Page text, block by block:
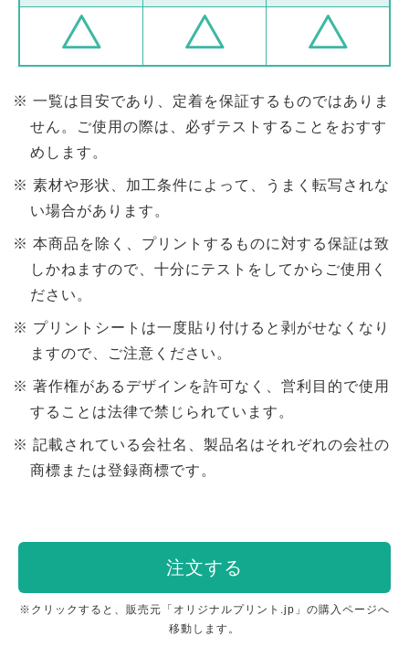
一覧は目安であり、定着を保証するものではありま
せん。ご使用の際は、必ずテストすることをおすす
めします。
素材や形状、加工条件によって、うまく転写されな
い場合があります。
本商品を除く、プリントするものに対する保証は致
しかねますので、十分にテストをしてからご使用く
ださい。
プリントシートは一度貼り付けると剥がせなくなり
ますので、ご注意ください。
著作権があるデザインを許可なく、営利目的で使用
することは法律で禁じられています。
記載されている会社名、製品名はそれぞれの会社の
商標または登録商標です。
注文する
※クリックすると、販売元「オリジナルプリント.jp」の購入ページへ
移動します。